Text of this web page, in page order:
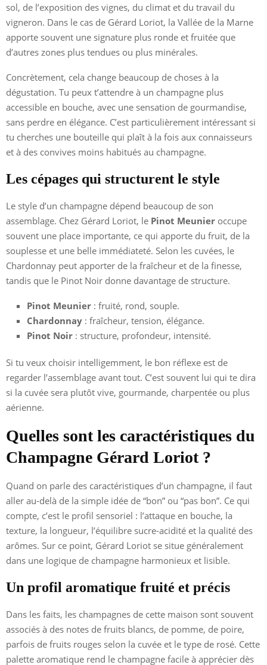
sol, de l’exposition des vignes, du climat et du travail du
vigneron. Dans le cas de Gérard Loriot, la Vallée de la Marne
apporte souvent une signature plus ronde et fruitée que
d’autres zones plus tendues ou plus minérales.
Concrètement, cela change beaucoup de choses à la
dégustation. Tu peux t’attendre à un champagne plus
accessible en bouche, avec une sensation de gourmandise,
sans perdre en élégance. C’est particulièrement intéressant si
tu cherches une bouteille qui plaît à la fois aux connaisseurs
et à des convives moins habitués au champagne.
Les cépages qui structurent le style
Le style d’un champagne dépend beaucoup de son
assemblage. Chez Gérard Loriot, le Pinot Meunier occupe
souvent une place importante, ce qui apporte du fruit, de la
souplesse et une belle immédiateté. Selon les cuvées, le
Chardonnay peut apporter de la fraîcheur et de la finesse,
tandis que le Pinot Noir donne davantage de structure.
Pinot Meunier : fruité, rond, souple.
Chardonnay : fraîcheur, tension, élégance.
Pinot Noir : structure, profondeur, intensité.
Si tu veux choisir intelligemment, le bon réflexe est de
regarder l’assemblage avant tout. C’est souvent lui qui te dira
si la cuvée sera plutôt vive, gourmande, charpentée ou plus
aérienne.
Quelles sont les caractéristiques du
Champagne Gérard Loriot ?
Quand on parle des caractéristiques d’un champagne, il faut
aller au-delà de la simple idée de “bon” ou “pas bon”. Ce qui
compte, c’est le profil sensoriel : l’attaque en bouche, la
texture, la longueur, l’équilibre sucre-acidité et la qualité des
arômes. Sur ce point, Gérard Loriot se situe généralement
dans une logique de champagne harmonieux et lisible.
Un profil aromatique fruité et précis
Dans les faits, les champagnes de cette maison sont souvent
associés à des notes de fruits blancs, de pomme, de poire,
parfois de fruits rouges selon la cuvée et le type de rosé. Cette
palette aromatique rend le champagne facile à apprécier dès